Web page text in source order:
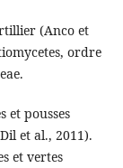
(Anco et
ordre
et pousses
et al., 2011).
et vertes